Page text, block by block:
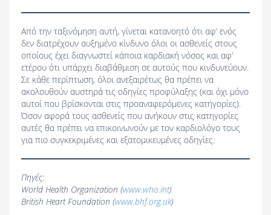
Από την ταξινόμηση αυτή, γίνεται κατανοητό ότι αφ’ ενός
δεν διατρέχουν αυξημένο κίνδυνο όλοι οι ασθενείς στους
οποίους έχει διαγνωστεί κάποια καρδιακή νόσος και αφ’
ετέρου ότι υπάρχει διαβάθμιση σε αυτούς που κινδυνεύουν.
Σε κάθε περίπτωση, όλοι ανεξαιρέτως θα πρέπει να
ακολουθούν αυστηρά τις οδηγίες προφύλαξης (και όχι μόνο
αυτοί που βρίσκονται στις προαναφερόμενες κατηγορίες).
Όσον αφορά τους ασθενείς που ανήκουν στις κατηγορίες
αυτές θα πρέπει να επικοινωνούν με τον καρδιολόγο τους
για πιο συγκεκριμένες και εξατομικευμένες οδηγίες.
Πηγές:
World Health Organization (www.who.int)
British Heart Foundation (www.bhf.org.uk)